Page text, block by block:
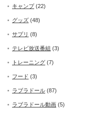
キャンプ(22)
グッズ (48)
サプリ (8)
テレビ放送番組 (3)
トレーニング (7)
フード (3)
ラブラドール (87)
ラブラドール動画 (5)